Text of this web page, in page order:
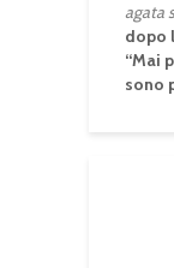
agata
dopo
“Mai
sono